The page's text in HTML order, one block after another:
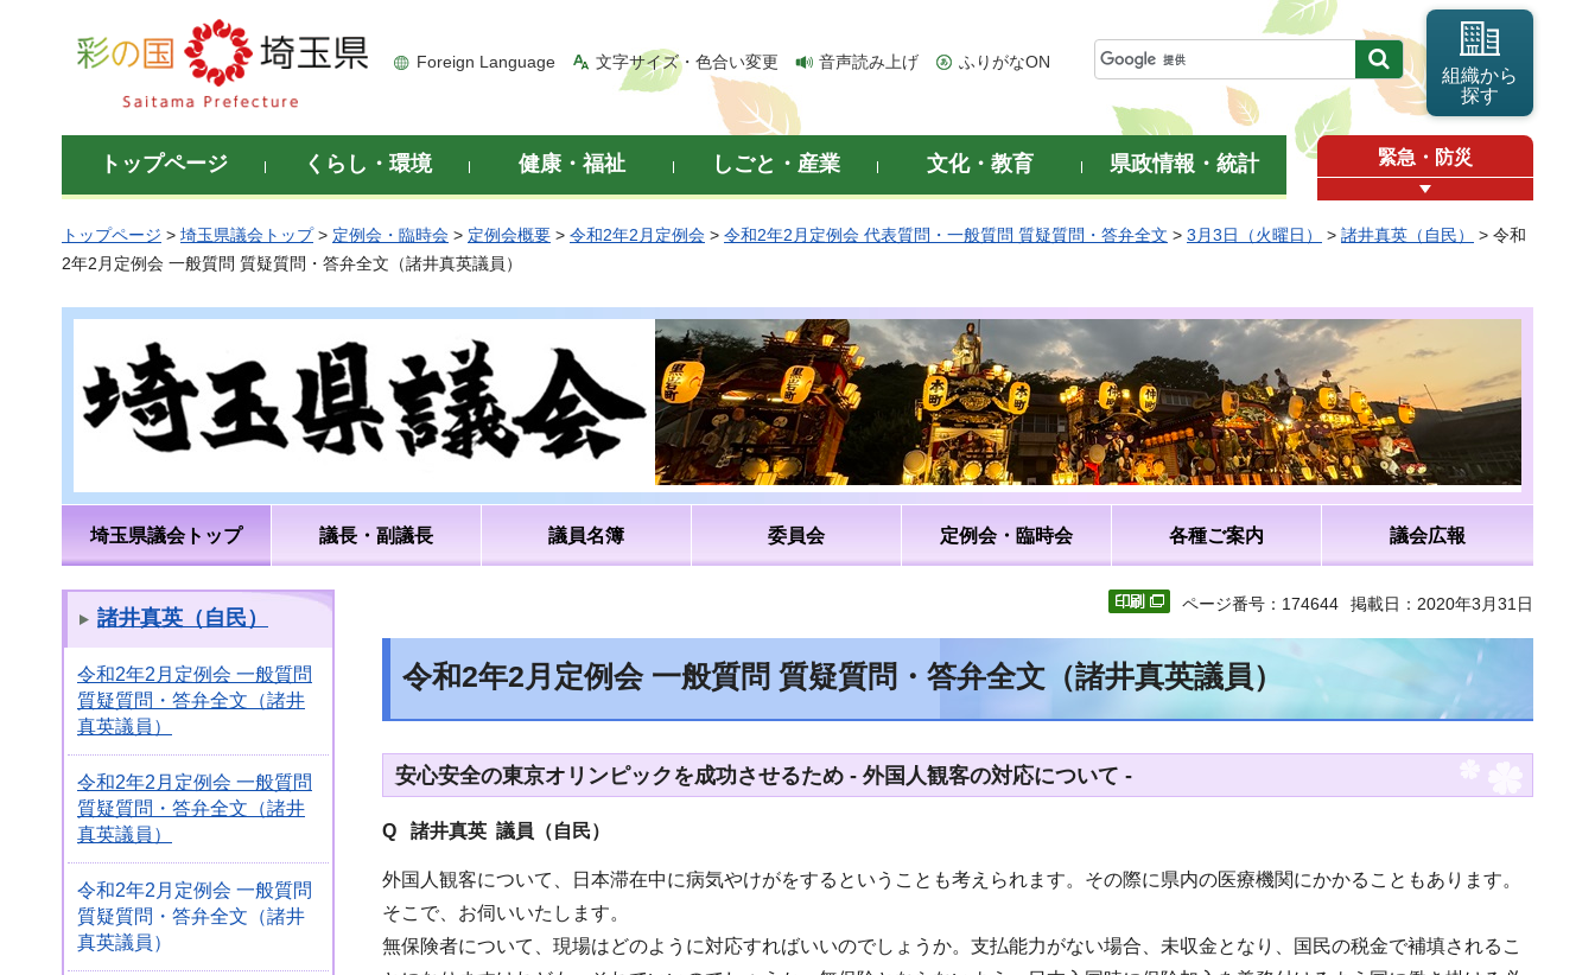
彩の国 埼玉県
Foreign Language 文字サイズ・色合い変更 音声読み上げ ふりがなON
組織から
探す
トップページ くらし・環境 健康・福祉 しごと・産業 文化・教育 県政情報・統計 緊急・防災
トップページ > 埼玉県議会トップ> 定例会・臨時会 > 定例会概要 > 令和2年2月定例会 > 令和2年2月定例会 代表質問・一般質問 質疑質問・答弁全文 > 3月3日（火曜日） > 諸井真英（自民）
> 令和
2年2月定例会 一般質問 質疑質問・答弁全文（諸井真英議員）
埼玉県議会トップ 議長・副議長 議員名簿 委員会 定例会・臨時会 各種ご案内 議会広報
諸井真英（自民）
令和2年2月定例会 一般質問
質疑質問・答弁全文（諸井
真英議員）
令和2年2月定例会 一般質問
質疑質問・答弁全文（諸井
真英議員）
令和2年2月定例会 一般質問
質疑質問・答弁全文（諸井
真英議員）
ページ番号：174644 掲載日：2020年3月31日
令和2年2月定例会 一般質問 質疑質問・答弁全文（諸井真英議員）
安心安全の東京オリンピックを成功させるため - 外国人観客の対応について -
Q 諸井真英 議員（自民）
外国人観客について、日本滞在中に病気やけがをするということも考えられます。その際に県内の医療機関にかかることもあります。
そこで、お伺いいたします。
無保険者について、現場はどのように対応すればいいのでしょうか。支払能力がない場合、未収金となり、国民の税金で補填されるこ